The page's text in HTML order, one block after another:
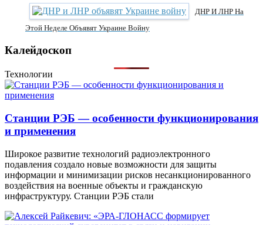
ДНР И ЛНР На
Этой Неделе Объявят Украине Войну
Калейдоскоп
Технологии
Станции РЭБ — особенности функционирования
и применения
Широкое развитие технологий радиоэлектронного
подавления создало новые возможности для защиты
информации и минимизации рисков несанкционированного
воздействия на военные объекты и гражданскую
инфраструктуру. Станции РЭБ стали